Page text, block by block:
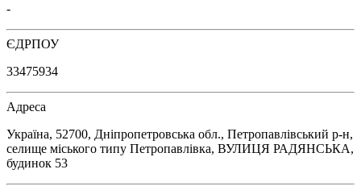
-
ЄДРПОУ
33475934
Адреса
Україна, 52700, Дніпропетровська обл., Петропавлівський р-н,
селище міського типу Петропавлівка, ВУЛИЦЯ РАДЯНСЬКА,
будинок 53